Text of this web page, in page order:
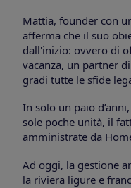
Mattia, founder con
afferma che il suo
dall'inizio: ovvero di
vacanza, un partner
gradi tutte le sfide
In solo un paio
sole poche unità, il
amministrate da
Ad oggi, la gestione
la riviera ligure e